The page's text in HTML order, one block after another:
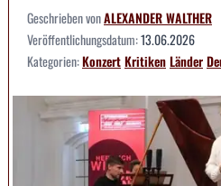
Geschrieben vonALEXANDER WALTHER
Veröffentlichungsdatum:13.06.2026
Kategorien:KonzertKritikenLänder